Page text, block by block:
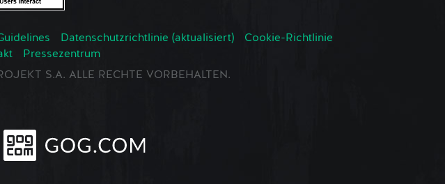
Datenschutzrichtlinie (aktualisiert)
Cookie-Richtlinie
Pressezentrum
S.A. ALLE RECHTE VORBEHALTEN.